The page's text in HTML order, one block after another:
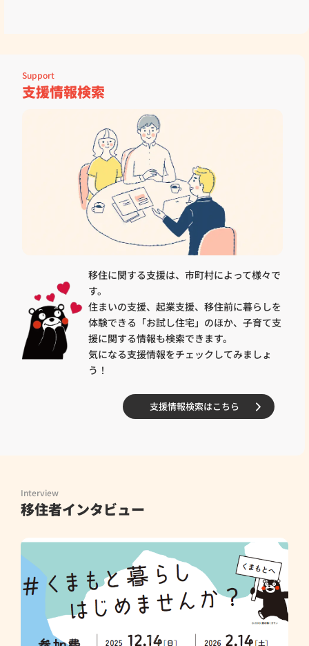
支援情報検索
Support
移住に関する支援は、市町村によって様々で
す。
住まいの支援、起業支援、移住前に暮らしを
体験できる「お試し住宅」のほか、子育て支
援に関する情報も検索できます。
気になる支援情報をチェックしてみましょ
う！
支援情報検索はこちら
移住者インタビュー
Interview